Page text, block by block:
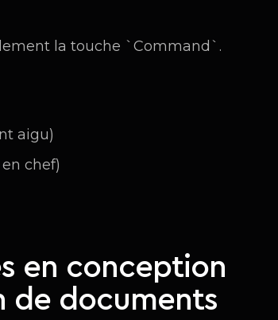
la touche `Command`.
aigu)
chef)
en conception
de documents